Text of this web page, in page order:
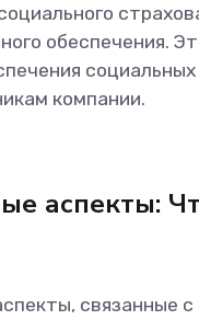
обеспечения.
социальных
компании.
аспекты:
связанные с